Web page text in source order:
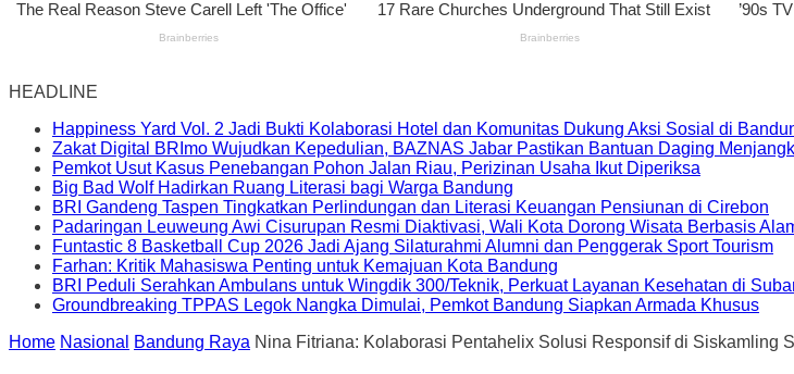
HEADLINE
Happiness Yard Vol. 2 Jadi Bukti Kolaborasi Hotel dan Komunitas Dukung Aksi Sosial di
Zakat Digital BRImo Wujudkan Kepedulian, BAZNAS Jabar Pastikan Bantuan Daging
Pemkot Usut Kasus Penebangan Pohon Jalan Riau, Perizinan Usaha Ikut Diperiksa
Big Bad Wolf Hadirkan Ruang Literasi bagi Warga Bandung
BRI Gandeng Taspen Tingkatkan Perlindungan dan Literasi Keuangan Pensiunan di Cirebon
Padaringan Leuweung Awi Cisurupan Resmi Diaktivasi, Wali Kota Dorong Wisata Berbasis
Funtastic 8 Basketball Cup 2026 Jadi Ajang Silaturahmi Alumni dan Penggerak Sport Tourism
Farhan: Kritik Mahasiswa Penting untuk Kemajuan Kota Bandung
BRI Peduli Serahkan Ambulans untuk Wingdik 300/Teknik, Perkuat Layanan Kesehatan di
Groundbreaking TPPAS Legok Nangka Dimulai, Pemkot Bandung Siapkan Armada Khusus
Home Nasional Bandung Raya Nina Fitriana: Kolaborasi Pentahelix Solusi Responsif di Siskamling